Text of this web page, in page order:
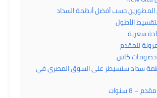
المطورين حسب أفضل أنظمة السداد
الأطول
سعرية
للمقدم
كاش
5 أنظمة سداد ستسيطر على السوق المصري في